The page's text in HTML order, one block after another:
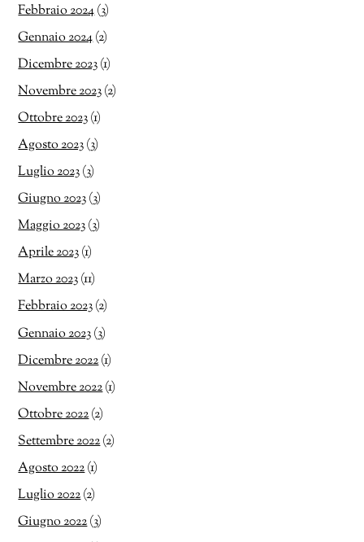
Febbraio 2024(3)
Gennaio 2024(2)
Dicembre 2023(1)
Novembre 2023(2)
Ottobre 2023(1)
Agosto 2023(3)
Luglio 2023(3)
Giugno 2023(3)
Maggio 2023(3)
Aprile 2023(1)
Marzo 2023(11)
Febbraio 2023(2)
Gennaio 2023(3)
Dicembre 2022(1)
Novembre 2022(1)
Ottobre 2022(2)
Settembre 2022(2)
Agosto 2022(1)
Luglio 2022(2)
Giugno 2022(3)